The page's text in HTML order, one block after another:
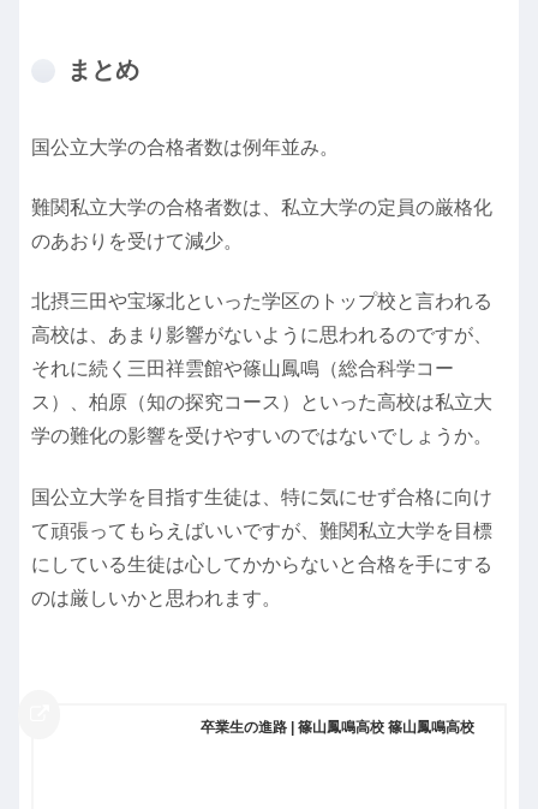
まとめ
国公立大学の合格者数は例年並み。
難関私立大学の合格者数は、私立大学の定員の厳格化
のあおりを受けて減少。
北摂三田や宝塚北といった学区のトップ校と言われる
高校は、あまり影響がないように思われるのですが、
それに続く三田祥雲館や篠山鳳鳴（総合科学コー
ス）、柏原（知の探究コース）といった高校は私立大
学の難化の影響を受けやすいのではないでしょうか。
国公立大学を目指す生徒は、特に気にせず合格に向け
て頑張ってもらえばいいですが、難関私立大学を目標
にしている生徒は心してかからないと合格を手にする
のは厳しいかと思われます。
卒業生の進路 | 篠山鳳鳴高校 篠山鳳鳴高校